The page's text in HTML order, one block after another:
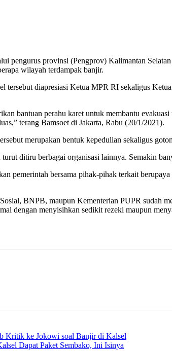
pengurus provinsi (Pengprov) Kalimantan
wilayah terdampak banjir.
tersebut diapresiasi Ketua MPR RI sekaligus
bantuan perahu karet untuk membantu
terang Bamsoet di Jakarta, Rabu (20/1/2021).
merupakan bentuk kepedulian sekaligus
ditiru berbagai organisasi lainnya. Semakin
pemerintah bersama pihak-pihak terkait
BNPB, maupun Kementerian PUPR sudah
dengan menyisihkan sedikit rezeki maupun
Kritik ke Jokowi soal Banjir di Kalsel
Dapat Paket Sembako, Ini Isinya